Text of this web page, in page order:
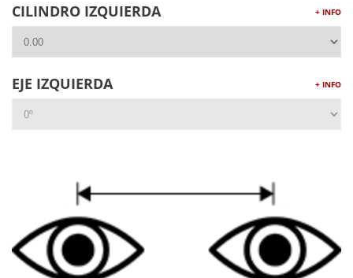
CILINDRO IZQUIERDA + INFO
EJE IZQUIERDA + INFO